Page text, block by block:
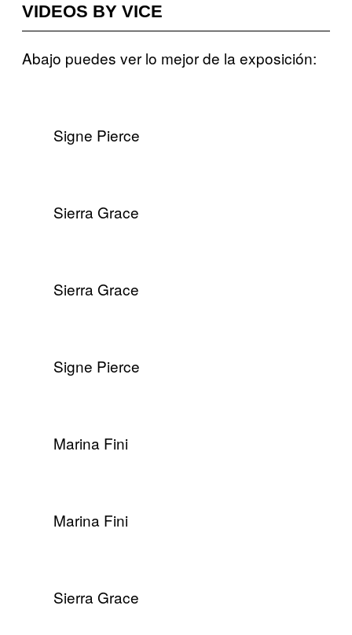
VIDEOS BY VICE
Abajo puedes ver lo mejor de la exposición:
Signe Pierce
Sierra Grace
Sierra Grace
Signe Pierce
Marina Fini
Marina Fini
Sierra Grace